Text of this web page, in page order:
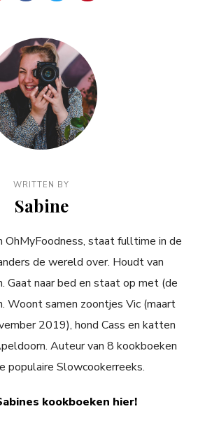
WRITTEN BY
Sabine
OhMyFoodness, staat fulltime in de
de wereld over. Houdt van
Gaat naar bed en staat op met (de
Woont samen zoontjes Vic (maart
2019), hond Cass en katten
Auteur van 8 kookboeken
populaire Slowcookerreeks.
kookboeken hier!